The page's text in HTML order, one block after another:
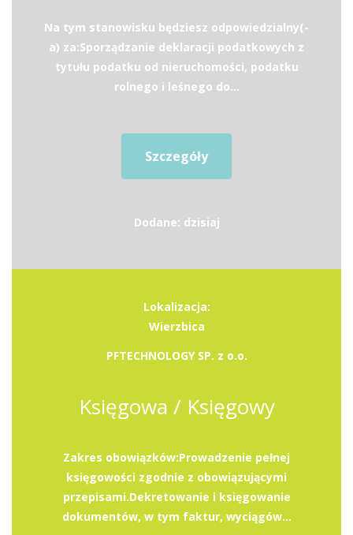
Na tym stanowisku będziesz odpowiedzialny(-
a) za:Sporządzanie deklaracji podatkowych z
tytułu podatku od nieruchomości, podatku
rolnego i leśnego do...
Szczegóły
Dodane: dzisiaj
Lokalizacja:
Wierzbica
PFTECHNOLOGY SP. z o.o.
Księgowa / Księgowy
Zakres obowiązków:Prowadzenie pełnej
księgowości zgodnie z obowiązującymi
przepisami.Dekretowanie i księgowanie
dokumentów, w tym faktur, wyciągów...